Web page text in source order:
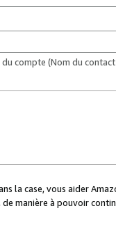
compte (Nom du
la case, vous aider
manière à pouvoir